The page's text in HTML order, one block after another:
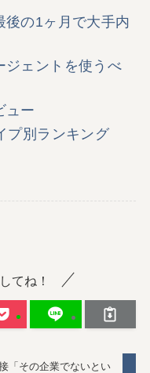
後の1ヶ月で大手内
ジェントを使うべ
ュー
プ別ランキング
てね！
「その企業でないとい